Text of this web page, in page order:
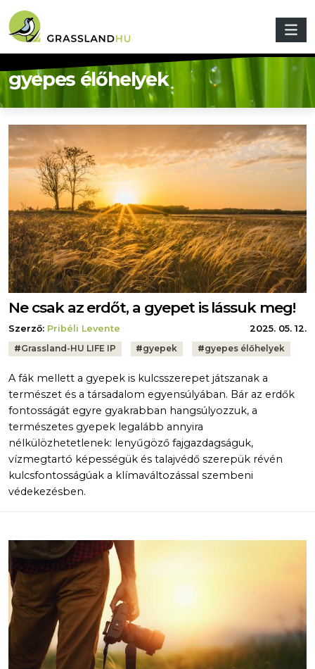
gyepes élőhelyek
Ne csak az erdőt, a gyepet is lássuk meg!
Szerző: Pribéli Levente
2025. 05. 12.
Tags:
#Grassland-HU LIFE IP #gyepek #gyepes élőhelyek
A fák mellett a gyepek is kulcsszerepet játszanak a
természet és a társadalom egyensúlyában. Bár az erdők
fontosságát egyre gyakrabban hangsúlyozzuk, a
természetes gyepek legalább annyira
nélkülözhetetlenek: lenyűgöző fajgazdagságuk,
vízmegtartó képességük és talajvédő szerepük révén
kulcsfontosságúak a klímaváltozással szembeni
védekezésben.